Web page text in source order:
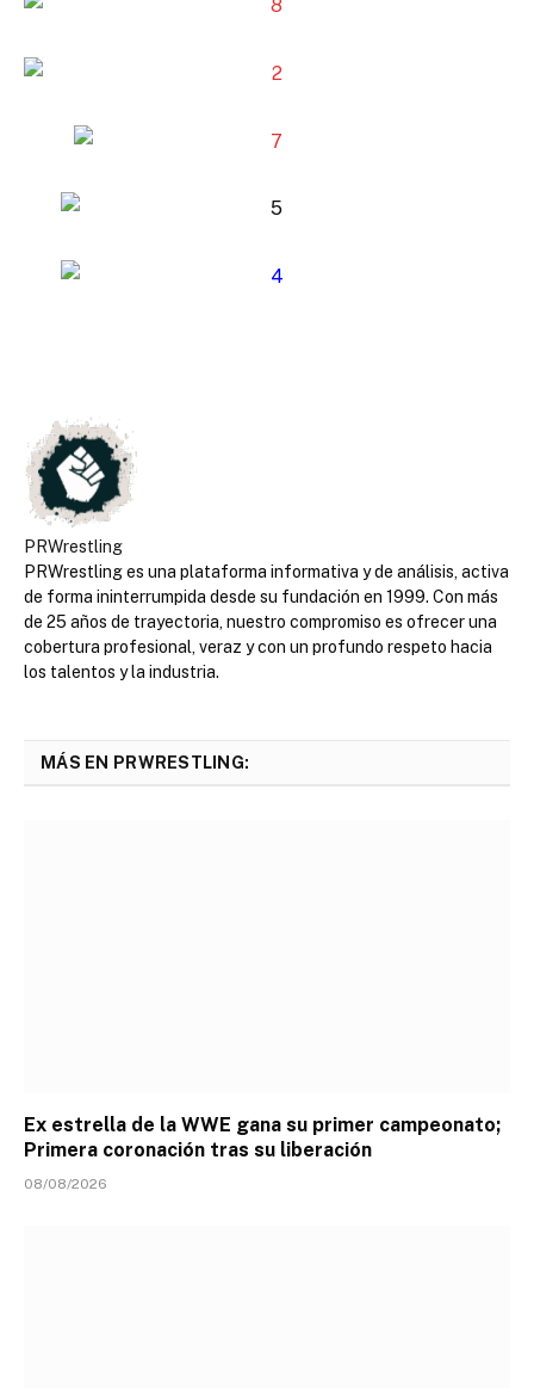
PRWrestling
PRWrestling es una plataforma informativa y de análisis, activa
de forma ininterrumpida desde su fundación en 1999. Con más
de 25 años de trayectoria, nuestro compromiso es ofrecer una
cobertura profesional, veraz y con un profundo respeto hacia
los talentos y la industria.
MÁS EN PRWRESTLING:
Ex estrella de la WWE gana su primer campeonato;
Primera coronación tras su liberación
08/08/2026